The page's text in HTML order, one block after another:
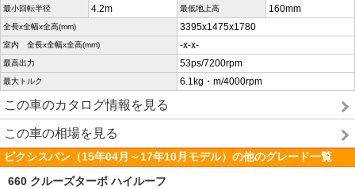
最小回転半径 4.2m 最低地上高 160mm
全長x全幅x全高(mm) 3395x1475x1780
室内 全長x全幅x全高(mm) -x-x-
最高出力 53ps/7200rpm
最大トルク 6.1kg・m/4000rpm
この車のカタログ情報を見る
この車の相場を見る
ピクシスバン（15年04月～17年10月モデル）の他のグレード一覧
660 クルーズターボ ハイルーフ